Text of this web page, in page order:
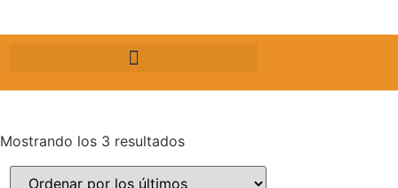
Mostrando los 3 resultados